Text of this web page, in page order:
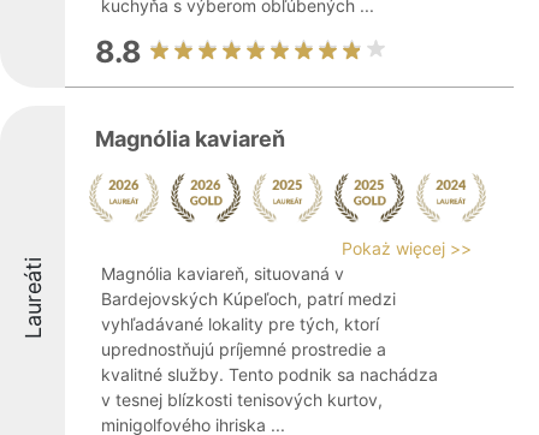
kuchyňa s výberom obľúbených ...
8.8
Laureáti
Magnólia kaviareň
Pokaż więcej >>
Magnólia kaviareň, situovaná v
Bardejovských Kúpeľoch, patrí medzi
vyhľadávané lokality pre tých, ktorí
uprednostňujú príjemné prostredie a
kvalitné služby. Tento podnik sa nachádza
v tesnej blízkosti tenisových kurtov,
minigolfového ihriska ...